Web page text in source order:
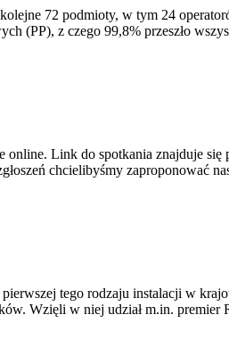
72 podmioty, w tym 24
(PP), z czego 99,8% przeszło
Link do spotkania znajduje się
chcielibyśmy zaproponować
tego rodzaju instalacji w
Wzięli w niej udział m.in. premier